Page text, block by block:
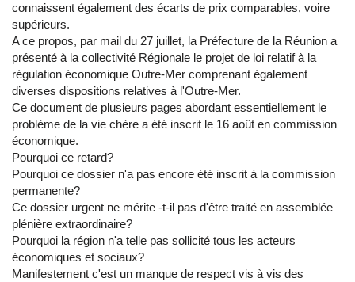
connaissent également des écarts de prix comparables, voire
supérieurs.
A ce propos, par mail du 27 juillet, la Préfecture de la Réunion a
présenté à la collectivité Régionale le projet de loi relatif à la
régulation économique Outre-Mer comprenant également
diverses dispositions relatives à l'Outre-Mer.
Ce document de plusieurs pages abordant essentiellement le
problème de la vie chère a été inscrit le 16 août en commission
économique.
Pourquoi ce retard?
Pourquoi ce dossier n'a pas encore été inscrit à la commission
permanente?
Ce dossier urgent ne mérite -t-il pas d'être traité en assemblée
plénière extraordinaire?
Pourquoi la région n'a telle pas sollicité tous les acteurs
économiques et sociaux?
Manifestement c'est un manque de respect vis à vis des